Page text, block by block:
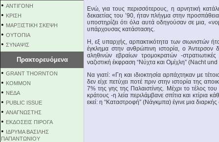
• ΑΝΤΙΓΟΝΗ
• ΚΡΙΣΗ
• ΜΑΡΞΙΣΤΙΚΗ ΣΚΕΨΗ
• ΟΥΤΟΠΙΑ
• ΣΥΝΑΨΙΣ
Πρακτορευόμενα
• GRANT THORNTON
• KOMMON
• NEΔΑ
• PUBLIC ISSUE
• ΑΝΑΓΝΩΣΤΗΣ
• ΕΚΔΟΣΕΙΣ ΠΙΡΟΓΑ
• ΙΔΡΥΜΑ ΒΑΣΙΛΗΣ
ΠΑΠΑΝΤΩΝΙΟΥ
Ενώ, για τους περισσότερους, η αρνητική
δεκαετίας του ’90, ήταν πλήγμα στην
υποστηρίζει ότι όλα αυτά οδηγούσαν σε μια,
υπάρχουσας κατάστασης.
Η, εξ υπαρχής, αρπακτικότητα των σιωνιστών
έγκλημα στην ανθρώπινη ιστορία, ο Άντερσον
αληθινών εβραίων τρομοκρατών -
ναζιστική έκφραση “Νύχτα και Ομίχλη” (Nacht
Να γιατί: «Γη και ιδιοκτησία αρπάχτηκαν με
δεν είχε πετύχει ποτέ πριν στην ιστορία της
7% της γης της Παλαιστίνης. Μέχρι το τέλος
κράτους -η λεία περιλάμβανε σπίτια και κτίρια
εκεί: η “Καταστροφή” (Νάγκμπα) έγινε μια